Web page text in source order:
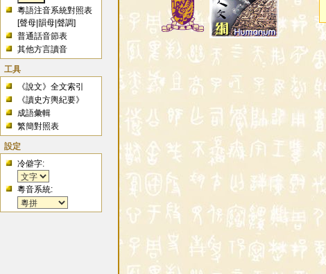
粵語注音系統對照表
[聲母 |韻母 |聲調]
普通話音節表
其他方言讀音
工具
《說文》全文索引
《讀史方輿紀要》
成語彙輯
繁簡對照表
設定
冷僻字:
粵音系統: